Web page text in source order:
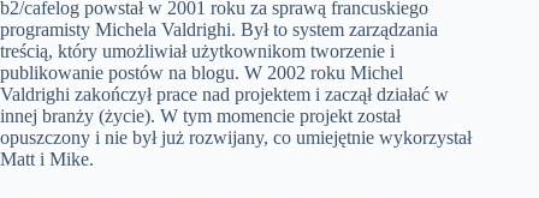
b2/cafelog powstał w 2001 roku za sprawą francuskiego
programisty Michela Valdrighi. Był to system zarządzania
treścią, który umożliwiał użytkownikom tworzenie i
publikowanie postów na blogu. W 2002 roku Michel
Valdrighi zakończył prace nad projektem i zaczął działać w
innej branży (życie). W tym momencie projekt został
opuszczony i nie był już rozwijany, co umiejętnie wykorzystał
Matt i Mike.